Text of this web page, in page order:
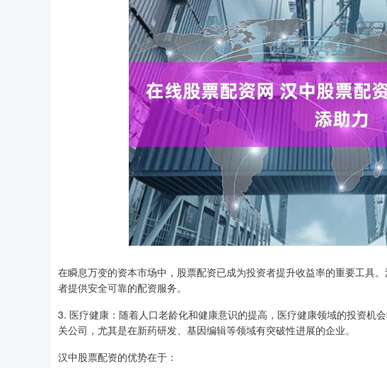
在瞬息万变的资本市场中，股票配资已成为投资者提升收益率的重要工具
者提供安全可靠的配资服务。
3. 医疗健康：随着人口老龄化和健康意识的提高，医疗健康领域的投资机
关公司，尤其是在新药研发、基因编辑等领域有突破性进展的企业。
汉中股票配资的优势在于：